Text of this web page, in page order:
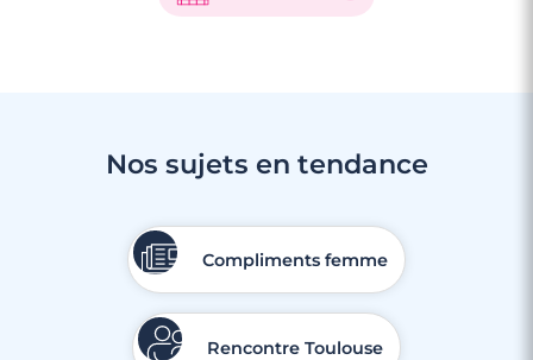
Nos sujets en tendance
Compliments femme
Rencontre Toulouse